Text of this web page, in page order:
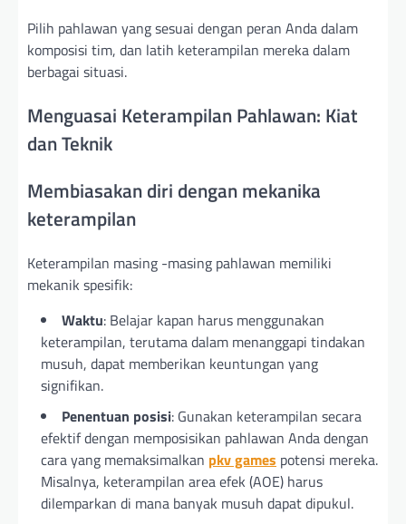
Pilih pahlawan yang sesuai dengan peran Anda dalam
komposisi tim, dan latih keterampilan mereka dalam
berbagai situasi.
Menguasai Keterampilan Pahlawan: Kiat
dan Teknik
Membiasakan diri dengan mekanika
keterampilan
Keterampilan masing -masing pahlawan memiliki
mekanik spesifik:
Waktu: Belajar kapan harus menggunakan
keterampilan, terutama dalam menanggapi tindakan
musuh, dapat memberikan keuntungan yang
signifikan.
Penentuan posisi: Gunakan keterampilan secara
efektif dengan memposisikan pahlawan Anda dengan
cara yang memaksimalkan pkv games potensi mereka.
Misalnya, keterampilan area efek (AOE) harus
dilemparkan di mana banyak musuh dapat dipukul.